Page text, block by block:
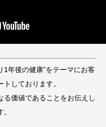
1年後の健康”をテーマにお客
しております。
る価値であることをお伝えし